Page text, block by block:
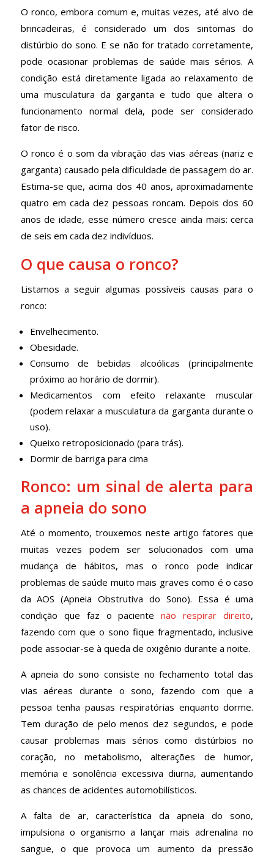
O ronco, embora comum e, muitas vezes, até alvo de
brincadeiras, é considerado um dos sintomas do
distúrbio do sono. E se não for tratado corretamente,
pode ocasionar problemas de saúde mais sérios. A
condição está diretamente ligada ao relaxamento de
uma musculatura da garganta e tudo que altera o
funcionamento normal dela, pode ser considerado
fator de risco.
O ronco é o som da vibração das vias aéreas (nariz e
garganta) causado pela dificuldade de passagem do ar.
Estima-se que, acima dos 40 anos, aproximadamente
quatro em cada dez pessoas roncam. Depois dos 60
anos de idade, esse número cresce ainda mais: cerca
de seis em cada dez indivíduos.
O que causa o ronco?
Listamos a seguir algumas possíveis causas para o
ronco:
Envelhecimento.
Obesidade.
Consumo de bebidas alcoólicas (principalmente
próximo ao horário de dormir).
Medicamentos com efeito relaxante muscular
(podem relaxar a musculatura da garganta durante o
uso).
Queixo retroposicionado (para trás).
Dormir de barriga para cima
Ronco: um sinal de alerta para
a apneia do sono
Até o momento, trouxemos neste artigo fatores que
muitas vezes podem ser solucionados com uma
mudança de hábitos, mas o ronco pode indicar
problemas de saúde muito mais graves como é o caso
da AOS (Apneia Obstrutiva do Sono). Essa é uma
condição que faz o pacientenão respirar direito,
fazendo com que o sono fique fragmentado, inclusive
pode associar-se à queda de oxigênio durante a noite.
A apneia do sono consiste no fechamento total das
vias aéreas durante o sono, fazendo com que a
pessoa tenha pausas respiratórias enquanto dorme.
Tem duração de pelo menos dez segundos, e pode
causar problemas mais sérios como distúrbios no
coração, no metabolismo, alterações de humor,
memória e sonolência excessiva diurna, aumentando
as chances de acidentes automobilísticos.
A falta de ar, característica da apneia do sono,
impulsiona o organismo a lançar mais adrenalina no
sangue, o que provoca um aumento da pressão